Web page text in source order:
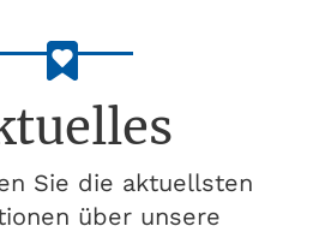
Sie die aktuellsten
über unsere